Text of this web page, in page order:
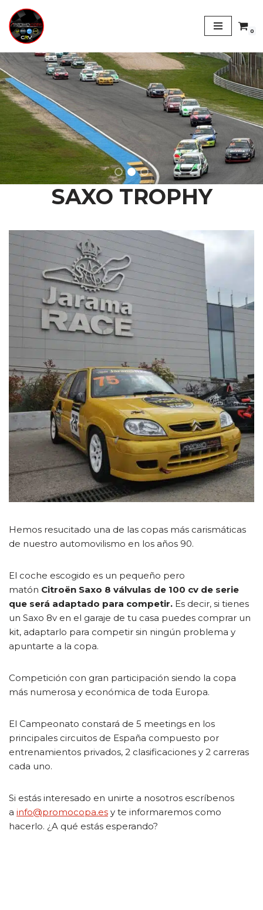
Saltar
contenido
0
SAXO TROPHY
Hemos resucitado una de las copas más carismáticas
de nuestro automovilismo en los años 90.
El coche escogido es un pequeño pero
matón Citroën Saxo 8 válvulas de 100 cv de serie
que será adaptado para competir. Es decir, si tienes
un Saxo 8v en el garaje de tu casa puedes comprar un
kit, adaptarlo para competir sin ningún problema y
apuntarte a la copa.
Competición con gran participación siendo la copa
más numerosa y económica de toda Europa.
El Campeonato constará de 5 meetings en los
principales circuitos de España compuesto por
entrenamientos privados, 2 clasificaciones y 2 carreras
cada uno.
Si estás interesado en unirte a nosotros escríbenos
a info@promocopa.es y te informaremos como
hacerlo. ¿A qué estás esperando?